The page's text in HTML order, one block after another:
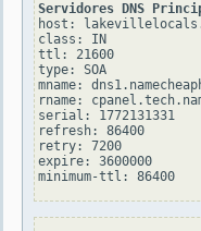
Servidores DNS
host:
class: IN
ttl: 21600
type: SOA
mname:
rname:
serial: 1772131331
refresh: 86400
retry: 7200
expire: 3600000